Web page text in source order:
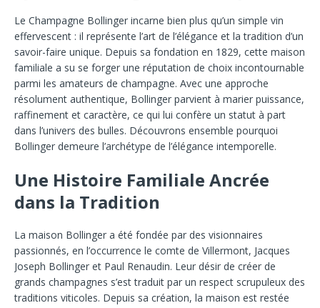
Le Champagne Bollinger incarne bien plus qu’un simple vin
effervescent : il représente l’art de l’élégance et la tradition d’un
savoir-faire unique. Depuis sa fondation en 1829, cette maison
familiale a su se forger une réputation de choix incontournable
parmi les amateurs de champagne. Avec une approche
résolument authentique, Bollinger parvient à marier puissance,
raffinement et caractère, ce qui lui confère un statut à part
dans l’univers des bulles. Découvrons ensemble pourquoi
Bollinger demeure l’archétype de l’élégance intemporelle.
Une Histoire Familiale Ancrée
dans la Tradition
La maison Bollinger a été fondée par des visionnaires
passionnés, en l’occurrence le comte de Villermont, Jacques
Joseph Bollinger et Paul Renaudin. Leur désir de créer de
grands champagnes s’est traduit par un respect scrupuleux des
traditions viticoles. Depuis sa création, la maison est restée